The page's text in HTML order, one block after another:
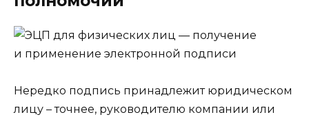
Нередко подпись принадлежит юридическом
лицу – точнее, руководителю компании или